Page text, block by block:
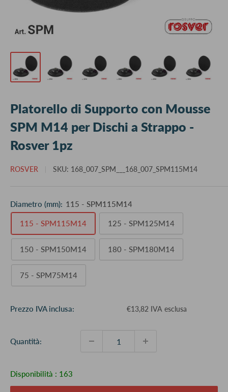
Platorello di Supporto con Mousse
SPM M14 per Dischi a Strappo -
Rosver 1pz
ROSVER SKU: 168_007_SPM___168_007_SPM115M14
Diametro (mm): 115 - SPM115M14
115 - SPM115M14 125 - SPM125M14
150 - SPM150M14 180 - SPM180M14
75 - SPM75M14
Prezzo IVA inclusa: €13,82 IVA esclusa
Quantità:
Disponibilità : 163